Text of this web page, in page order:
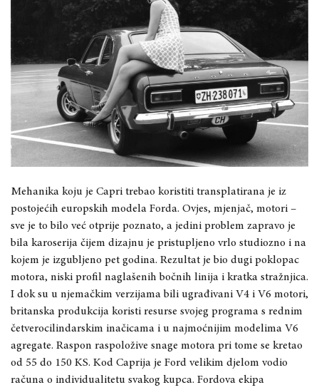
Mehanika koju je Capri trebao koristiti transplatirana je iz
postojećih europskih modela Forda. Ovjes, mjenjač, motori –
sve je to bilo već otprije poznato, a jedini problem zapravo je
bila karoserija čijem dizajnu je pristupljeno vrlo studiozno i na
kojem je izgubljeno pet godina. Rezultat je bio dugi poklopac
motora, niski profil naglašenih bočnih linija i kratka stražnjica.
I dok su u njemačkim verzijama bili ugrađivani V4 i V6 motori,
britanska produkcija koristi resurse svojeg programa s rednim
četverocilindarskim inačicama i u najmoćnijim modelima V6
agregate. Raspon raspoložive snage motora pri tome se kretao
od 55 do 150 KS. Kod Caprija je Ford velikim djelom vodio
računa o individualitetu svakog kupca. Fordova ekipa